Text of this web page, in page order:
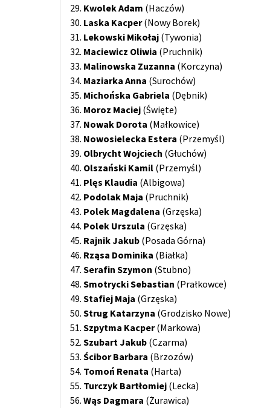
29. KwolekAdam (Haczów)
30. Laska Kacper(Nowy Borek)
31. Lekowski Mikołaj (Tywonia)
32. Maciewicz Oliwia (Pruchnik)
33. Malinowska Zuzanna (Korczyna)
34. Maziarka Anna (Surochów)
35. Michońska Gabriela (Dębnik)
36. Moroz Maciej (Święte)
37. Nowak Dorota (Małkowice)
38. Nowosielecka Estera (Przemyśl)
39. OlbrychtWojciech (Głuchów)
40. Olszański Kamil (Przemyśl)
41. Plęs Klaudia (Albigowa)
42. Podolak Maja (Pruchnik)
43. Polek Magdalena (Grzęska)
44. Polek Urszula (Grzęska)
45. Rajnik Jakub (Posada Górna)
46. Rząsa Dominika (Białka)
47. Serafin Szymon (Stubno)
48. Smotrycki Sebastian (Prałkowce)
49. Stafiej Maja (Grzęska)
50. Strug Katarzyna (Grodzisko Nowe)
51. Szpytma Kacper(Markowa)
52. Szubart Jakub (Czarma)
53. Ścibor Barbara (Brzozów)
54. Tomoń Renata (Harta)
55. Turczyk Bartłomiej (Lecka)
56. Wąs Dagmara (Żurawica)